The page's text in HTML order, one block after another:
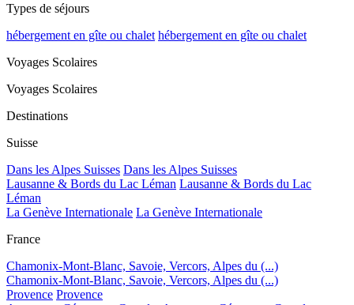
Types de séjours
hébergement en gîte ou chalet hébergement en gîte ou chalet
Voyages Scolaires
Voyages Scolaires
Destinations
Suisse
Dans les Alpes Suisses Dans les Alpes Suisses
Lausanne & Bords du Lac Léman Lausanne & Bords du Lac
Léman
La Genève Internationale La Genève Internationale
France
Chamonix-Mont-Blanc, Savoie, Vercors, Alpes du (...)
Chamonix-Mont-Blanc, Savoie, Vercors, Alpes du (...)
Provence Provence